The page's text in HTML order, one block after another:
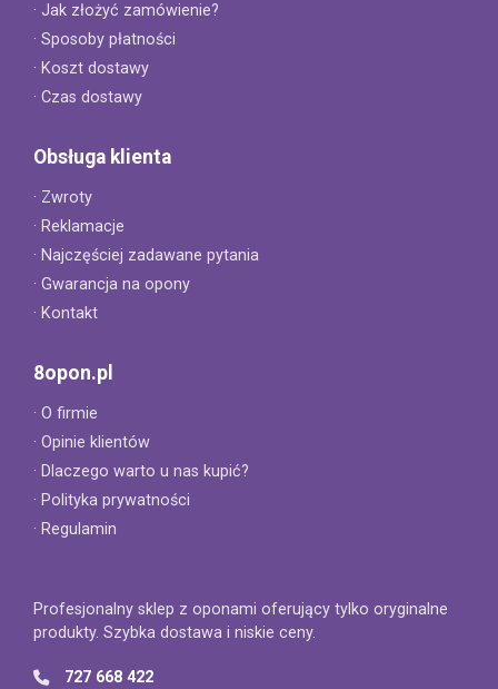
· Jak złożyć zamówienie?
· Sposoby płatności
· Koszt dostawy
· Czas dostawy
Obsługa klienta
· Zwroty
· Reklamacje
· Najczęściej zadawane pytania
· Gwarancja na opony
· Kontakt
8opon.pl
· O firmie
· Opinie klientów
· Dlaczego warto u nas kupić?
· Polityka prywatności
· Regulamin
Profesjonalny sklep z oponami oferujący tylko oryginalne
produkty. Szybka dostawa i niskie ceny.
727 668 422